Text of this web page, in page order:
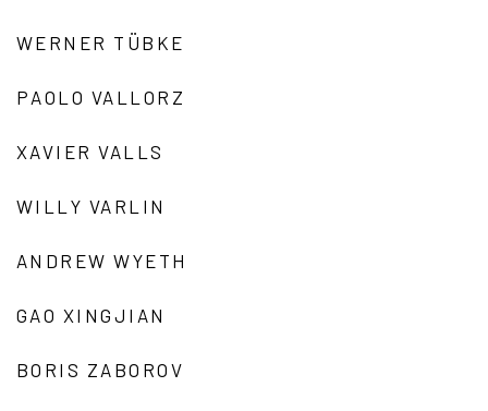
WERNER TÜBKE
PAOLO VALLORZ
XAVIER VALLS
WILLY VARLIN
ANDREW WYETH
GAO XINGJIAN
BORIS ZABOROV